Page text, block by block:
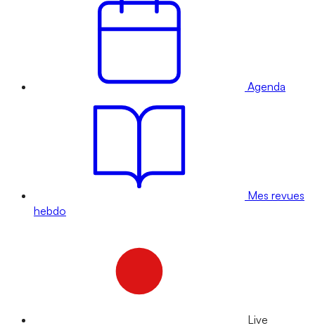
Agenda
Mes revues
hebdo
Live